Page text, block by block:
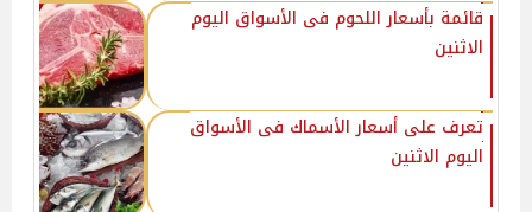
قائمة بأسعار اللحوم فى الأسواق اليوم
الاثنين
تعرف على أسعار الأسماك فى الأسواق
اليوم الاثنين